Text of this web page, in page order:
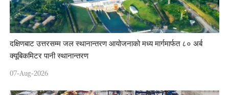
दक्षिणबाट उत्तरसम्म जल स्थानान्तरण आयोजनाको मध्य मार्गमार्फत ८० अर्ब
क्यूबिकमिटर पानी स्थानान्तरण
07-Aug-2026